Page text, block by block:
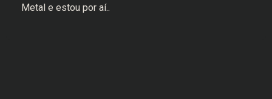
Metal e estou por aí..